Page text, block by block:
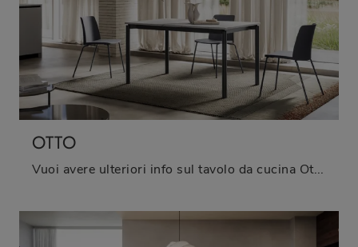
OTTO
Vuoi avere ulteriori info sul tavolo da cucina Otto di Arredo3? Clicca e scopri di più sui modelli allungabili dell'azienda.